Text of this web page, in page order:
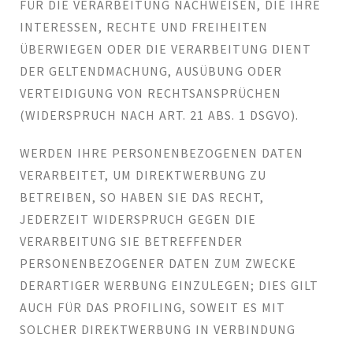
FÜR DIE VERARBEITUNG NACHWEISEN, DIE IHRE
INTERESSEN, RECHTE UND FREIHEITEN
ÜBERWIEGEN ODER DIE VERARBEITUNG DIENT
DER GELTENDMACHUNG, AUSÜBUNG ODER
VERTEIDIGUNG VON RECHTSANSPRÜCHEN
(WIDERSPRUCH NACH ART. 21 ABS. 1 DSGVO).
WERDEN IHRE PERSONENBEZOGENEN DATEN
VERARBEITET, UM DIREKTWERBUNG ZU
BETREIBEN, SO HABEN SIE DAS RECHT,
JEDERZEIT WIDERSPRUCH GEGEN DIE
VERARBEITUNG SIE BETREFFENDER
PERSONENBEZOGENER DATEN ZUM ZWECKE
DERARTIGER WERBUNG EINZULEGEN; DIES GILT
AUCH FÜR DAS PROFILING, SOWEIT ES MIT
SOLCHER DIREKTWERBUNG IN VERBINDUNG